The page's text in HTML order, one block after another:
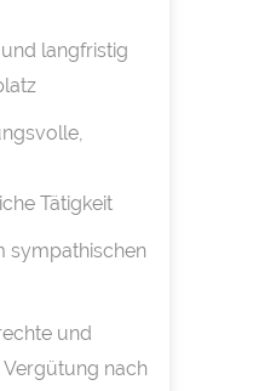
langfristig
Tätigkeit
sympathischen
und
nach